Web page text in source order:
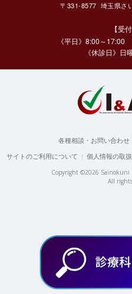
〒331-8577 埼玉県さ
【受
《平日》8:00～
《休診日》日
各種相談・お問い合わせ
サイトのご利用について | 個人情報の取
Copyright ©2026 Sainokuni
All